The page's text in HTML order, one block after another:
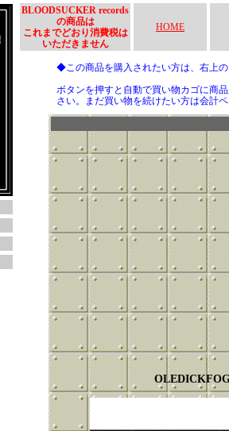
BLOODSUCKER records
の商品は
これまでどおり消費税は
いただきません
HOME
◆この商品を購入されたい方は、右上
ボタンを押すと自動で買い物カゴに商
さい。まだ買い物を続けたい方は会計